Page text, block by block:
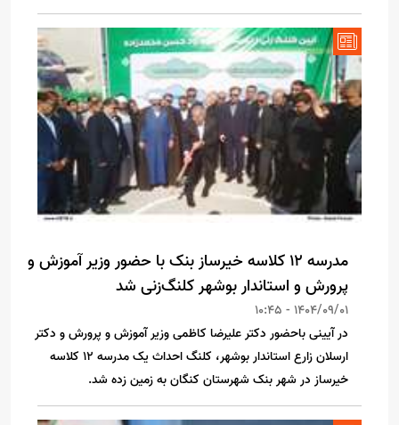
مدرسه ۱۲ کلاسه خیرساز بنک با حضور وزیر آموزش و
پرورش و استاندار بوشهر کلنگ‌زنی شد
1404/09/01 - 10:45
در آیینی باحضور دکتر علیرضا کاظمی وزیر آموزش و پرورش و دکتر
ارسلان زارع استاندار بوشهر، کلنگ احداث یک مدرسه ۱۲ کلاسه
خیرساز در شهر بنک شهرستان کنگان به زمین زده شد.